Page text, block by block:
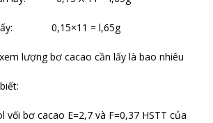
lấy: 0,15×11 = l,65g
lượng bơ cacao cần lấy là bao nhiêu
vối bơ cacao E=2,7 và F=0,37 HSTT của